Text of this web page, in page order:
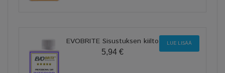
EVOBRITE Sisustuksen kiilto
5,94 €
LUE LISÄÄ